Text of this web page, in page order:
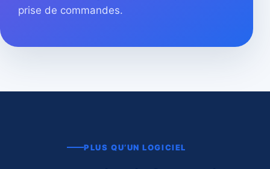
prise de commandes.
PLUS QU’UN LOGICIEL